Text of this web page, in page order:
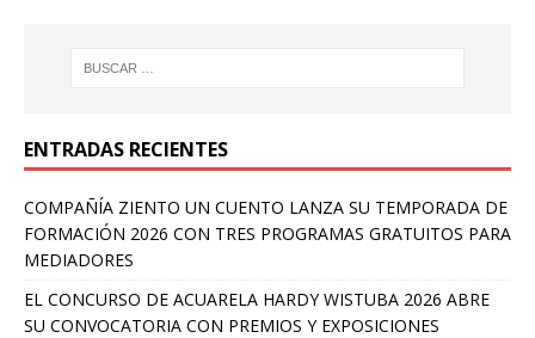
ENTRADAS RECIENTES
COMPAÑÍA ZIENTO UN CUENTO LANZA SU TEMPORADA DE
FORMACIÓN 2026 CON TRES PROGRAMAS GRATUITOS PARA
MEDIADORES
EL CONCURSO DE ACUARELA HARDY WISTUBA 2026 ABRE
SU CONVOCATORIA CON PREMIOS Y EXPOSICIONES